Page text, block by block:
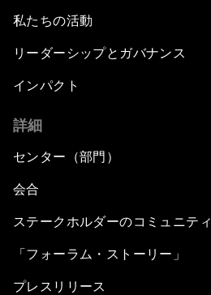
私たちの活動
リーダーシップとガバナンス
インパクト
詳細
センター（部門）
会合
ステークホルダーのコミュニティ
「フォーラム・ストーリー」
プレスリリース